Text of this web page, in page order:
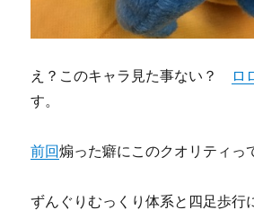
え？このキャラ見た事ない？ ロ
す。
前回煽った癖にこのクオリティっ
ずんぐりむっくり体系と四足歩行